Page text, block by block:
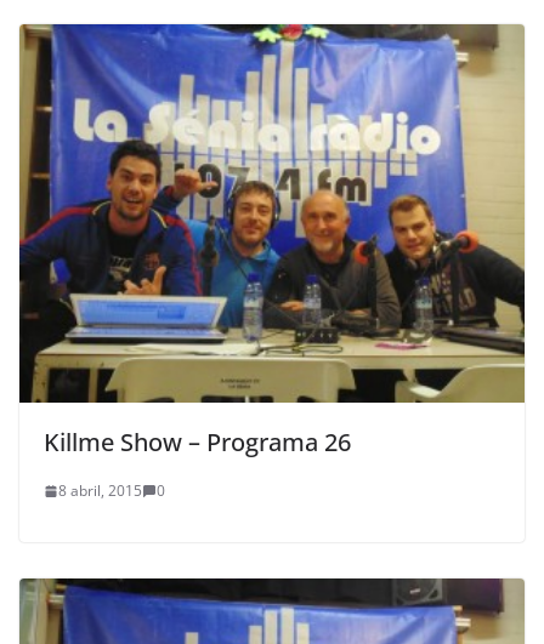
Killme Show – Programa 26
8 abril, 2015 0